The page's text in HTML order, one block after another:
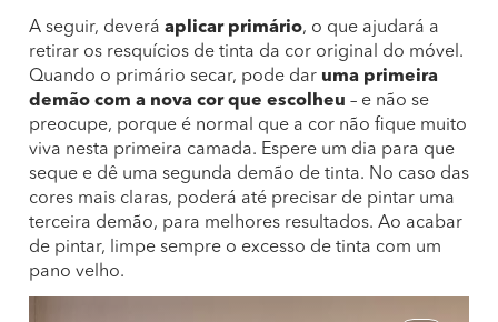
A seguir, deverá aplicar primário, o que ajudará a
retirar os resquícios de tinta da cor original do móvel.
Quando o primário secar, pode dar uma primeira
demão com a nova cor que escolheu – e não se
preocupe, porque é normal que a cor não fique muito
viva nesta primeira camada. Espere um dia para que
seque e dê uma segunda demão de tinta. No caso das
cores mais claras, poderá até precisar de pintar uma
terceira demão, para melhores resultados. Ao acabar
de pintar, limpe sempre o excesso de tinta com um
pano velho.